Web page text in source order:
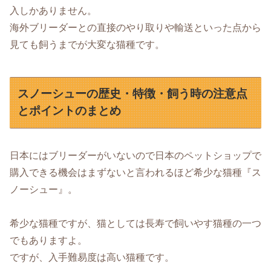
入しかありません。
海外ブリーダーとの直接のやり取りや輸送といった点から
見ても飼うまでが大変な猫種です。
スノーシューの歴史・特徴・飼う時の注意点
とポイントのまとめ
日本にはブリーダーがいないので日本のペットショップで
購入できる機会はまずないと言われるほど希少な猫種『ス
ノーシュー』。
希少な猫種ですが、猫としては長寿で飼いやす猫種の一つ
でもありますよ。
ですが、入手難易度は高い猫種です。